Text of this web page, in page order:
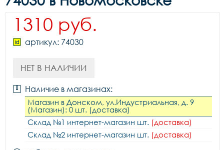
1310 руб.
артикул: 74030
НЕТ В НАЛИЧИИ
Наличие в магазинах:
Магазин в Донском, ул.Индустриальная, д. 9
(Магазин): 0 шт. (доставка)
Склад №1 интернет-магазин шт. (доставка)
Склад №2 интернет-магазин шт. (доставка)